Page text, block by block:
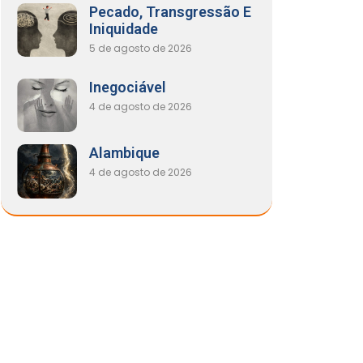
Pecado, Transgressão E
Iniquidade
5 de agosto de 2026
Inegociável
4 de agosto de 2026
Alambique
4 de agosto de 2026